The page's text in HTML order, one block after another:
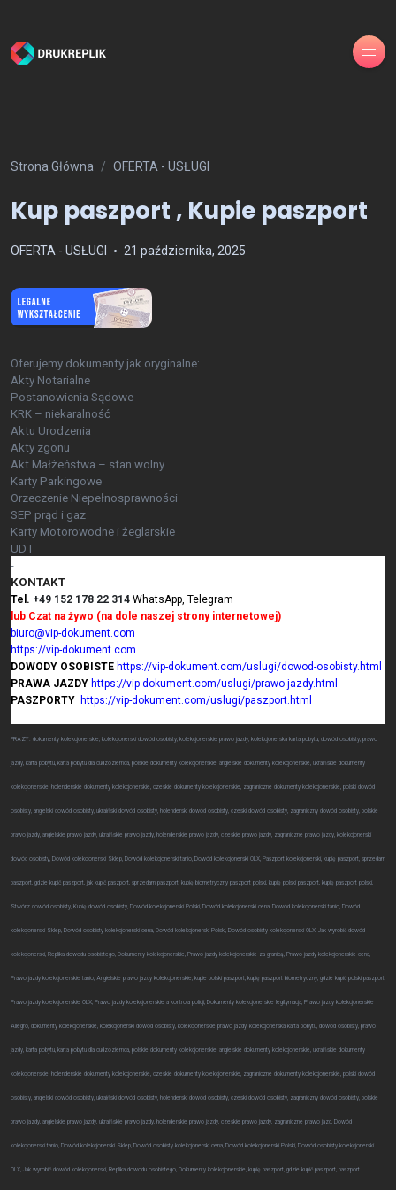
Strona Główna OFERTA - USŁUGI
Kup paszport , Kupie paszport
OFERTA - USŁUGI 21 października, 2025
Oferujemy dokumenty jak oryginalne:
Akty Notarialne
Postanowienia Sądowe
KRK – niekaralność
Aktu Urodzenia
Akty zgonu
Akt Małżeństwa – stan wolny
Karty Parkingowe
Orzeczenie Niepełnosprawności
SEP prąd i gaz
Karty Motorowodne i żeglarskie
UDT
-
KONTAKT
Tel. +49 152 178 22 314 WhatsApp, Telegram
lub Czat na żywo (na dole naszej strony internetowej)
biuro@vip-dokument.com
https://vip-dokument.com
DOWODY OSOBISTE https://vip-dokument.com/uslugi/dowod-osobisty.html
PRAWA JAZDY https://vip-dokument.com/uslugi/prawo-jazdy.html
PASZPORTY https://vip-dokument.com/uslugi/paszport.html
FRAZY: dokumenty kolekcjonerskie, kolekcjonerski dowód osobisty, kolekcjonerskie prawo jazdy, kolekcjonerska karta pobytu, dowód osobisty, prawo
jazdy, karta pobytu, karta pobytu dla cudzoziemca, polskie dokumenty kolekcjonerskie, angielskie dokumenty kolekcjonerskie, ukraińskie dokumenty
kolekcjonerskie, holenderskie dokumenty kolekcjonerskie, czeskie dokumenty kolekcjonerskie, zagraniczne dokumenty kolekcjonerskie, polski dowód
osobisty, angielski dowód osobisty, ukraiński dowód osobisty, holenderski dowód osobisty, czeski dowód osobisty, zagraniczny dowód osobisty, polskie
prawo jazdy, angielskie prawo jazdy, ukraińskie prawo jazdy, holenderskie prawo jazdy, czeskie prawo jazdy, zagraniczne prawo jazdy, kolekcjonerski
dowód osobisty, Dowód kolekcjonerski Sklep, Dowód kolekcjonerski tanio, Dowód kolekcjonerski OLX, Paszport kolekcjonerski, kupię paszport, sprzedam
paszport, gdzie kupić paszport, jak kupić paszport, sprzedam paszport, kupię biometryczny paszport polski, kupię polski paszport, kupię paszport polski,
Stwórz dowód osobisty, Kupię dowód osobisty, Dowód kolekcjonerski Polski, Dowód kolekcjonerski cena, Dowód kolekcjonerski tanio, Dowód
kolekcjonerski Sklep, Dowód osobisty kolekcjonerski cena, Dowód kolekcjonerski Polski, Dowód osobisty kolekcjonerski OLX, Jak wyrobić dowód
kolekcjonerski, Replika dowodu osobistego, Dokumenty kolekcjonerskie, Prawo jazdy kolekcjonerskie za granicą, Prawo jazdy kolekcjonerskie cena,
Prawo jazdy kolekcjonerskie tanio, Angielskie prawo jazdy kolekcjonerskie, kupie polski paszport, kupię paszport biometryczny, gdzie kupić polski paszport,
Prawo jazdy kolekcjonerskie OLX, Prawo jazdy kolekcjonerskie a kontrola policji, Dokumenty kolekcjonerskie legitymacja, Prawo jazdy kolekcjonerskie
Allegro, dokumenty kolekcjonerskie, kolekcjonerski dowód osobisty, kolekcjonerskie prawo jazdy, kolekcjonerska karta pobytu, dowód osobisty, prawo
jazdy, karta pobytu, karta pobytu dla cudzoziemca, polskie dokumenty kolekcjonerskie, angielskie dokumenty kolekcjonerskie, ukraińskie dokumenty
kolekcjonerskie, holenderskie dokumenty kolekcjonerskie, czeskie dokumenty kolekcjonerskie, zagraniczne dokumenty kolekcjonerskie, polski dowód
osobisty, angielski dowód osobisty, ukraiński dowód osobisty, holenderski dowód osobisty, czeski dowód osobisty, zagraniczny dowód osobisty, polskie
prawo jazdy, angielskie prawo jazdy, ukraińskie prawo jazdy, holenderskie prawo jazdy, czeskie prawo jazdy, zagraniczne prawo jazd, Dowód
kolekcjonerski tanio, Dowód kolekcjonerski Sklep, Dowód osobisty kolekcjonerski cena, Dowód kolekcjonerski Polski, Dowód osobisty kolekcjonerski
OLX, Jak wyrobić dowód kolekcjonerski, Replika dowodu osobistego, Dokumenty kolekcjonerskie, kupię paszport, gdzie kupić paszport, paszport